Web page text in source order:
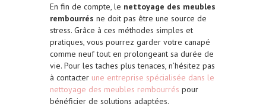
En fin de compte, le nettoyage des meubles
rembourrés ne doit pas être une source de
stress. Grâce à ces méthodes simples et
pratiques, vous pourrez garder votre canapé
comme neuf tout en prolongeant sa durée de
vie. Pour les taches plus tenaces, n’hésitez pas
à contacter une entreprise spécialisée dans le
nettoyage des meubles rembourrés pour
bénéficier de solutions adaptées.